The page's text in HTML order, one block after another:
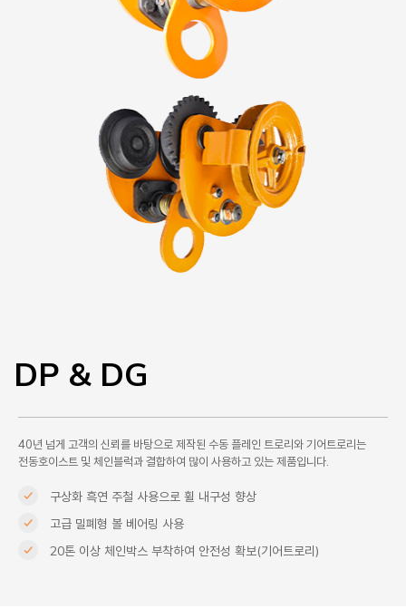
KOR ENG
DP & DG
40년 넘게 고객의 신뢰를 바탕으로 제작된 수동 플레인 트로리와 기어트로리는
전동호이스트 및 체인블럭과 결합하여 많이 사용하고 있는 제품입니다.
구상화 흑연 주철 사용으로 휠 내구성 향상
고급 밀폐형 볼 베어링 사용
20톤 이상 체인박스 부착하여 안전성 확보(기어트로리)